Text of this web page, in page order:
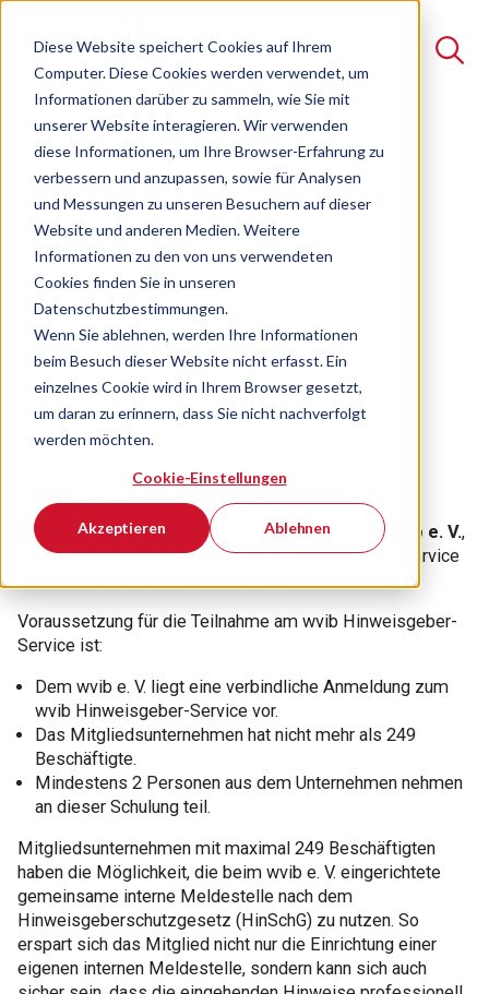
Diese Website speichert Cookies auf Ihrem
Computer. Diese Cookies werden verwendet, um
Informationen darüber zu sammeln, wie Sie mit
unserer Website interagieren. Wir verwenden
diese Informationen, um Ihre Browser-Erfahrung zu
verbessern und anzupassen, sowie für Analysen
und Messungen zu unseren Besuchern auf dieser
Website und anderen Medien. Weitere
Informationen zu den von uns verwendeten
Cookies finden Sie in unseren
Datenschutzbestimmungen.
Wenn Sie ablehnen, werden Ihre Informationen
beim Besuch dieser Website nicht erfasst. Ein
einzelnes Cookie wird in Ihrem Browser gesetzt,
um daran zu erinnern, dass Sie nicht nachverfolgt
werden möchten.
Cookie-Einstellungen
Akzeptieren Ablehnen
Suche
Es gibt keine Vorschläge, da das Suchfeld leer ist.
wvib Hinweisgeber-
Service
Online-Seminar Freie Plätze verfügbar
Pflichtveranstaltung zur Teilnahme am wvib
Hinweisgeberservice
Diese Schulungrichtet sich ausschließlich an
Mitarbeiter von Mitgliedsunternehmen des wvib e. V.,
die sich für die Teilnahme am wvib Hinweisgeber-Service
Voraussetzung für die Teilnahme am wvib Hinweisgeber-
Service ist:
Dem wvib e. V. liegt eine verbindliche Anmeldung zum
wvib Hinweisgeber-Service vor.
Das Mitgliedsunternehmen hat nicht mehr als 249
Beschäftigte.
Mindestens 2 Personen aus dem Unternehmen nehmen
an dieser Schulung teil.
Mitgliedsunternehmen mit maximal 249 Beschäftigten
haben die Möglichkeit, die beim wvib e. V. eingerichtete
gemeinsame interne Meldestelle nach dem
Hinweisgeberschutzgesetz (HinSchG) zu nutzen. So
erspart sich das Mitglied nicht nur die Einrichtung einer
eigenen internen Meldestelle, sondern kann sich auch